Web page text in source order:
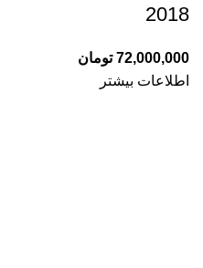
2018
72,000,000 تومان
اطلاعات بیشتر